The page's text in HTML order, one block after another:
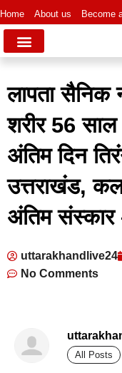
Home About us Become
लापता सैनिक
शरीर 56
अंतिम दिन
उत्तराखंड, कल
अंतिम संस्कार
uttarakhandlive24
No Comments
All Posts